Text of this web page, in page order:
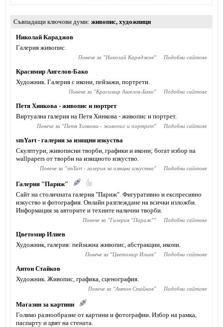
Съвпадащи ключови думи живопис, художници
Николай Караджов
Галерия живопис.
Повече за "Николай Караджов" Подобни сайтове
Красимир Ангелов-Бако
Художник. Галерия с икони, пейзажи, портрети.
Повече за "Красимир Ангелов-Бако" Подобни сайтове
Петя Хинкова - живопис и портрет
Виртуална галерия на Петя Хинкова - живопис и портрет.
Повече за "Петя Хинкова - живопис и портрет" Подобни сайтове
smYart - галерия за изящни изкуства
Скулптури, живописни творби, графики и икони; богат избор на
wallpapers от творби на изящното изкуство.
Повече за "smYart - галерия за изящни изкуства" Подобни сайтове
Галерия "Париж"
Сайт на столичната галерия "Париж". Фигуративно и експресивно
изкуство и фотография. Онлайн разглеждане на всички изложби.
Информация за авторите и техните налични творби.
Повече за "Галерия "Париж"" Подобни сайтове
Цветомир Илиев
Художник, галерия: пейзажна живопис, абстракции, икони.
Повече за "Цветомир Илиев" Подобни сайтове
Антон Стайков
Художник. Живопис, графика, сценография.
Повече за "Антон Стайков" Подобни сайтове
Магазин за картини
Голямо разнообразие от картини и фотографии. Избор на рамка,
паспарту и цвят на стената.